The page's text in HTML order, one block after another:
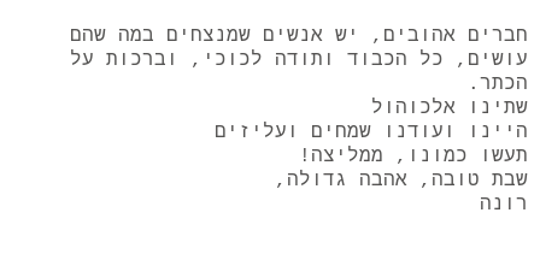
חברים אהובים, יש אנשים שמנצחים במה שהם
עושים, כל הכבוד ותודה לכוכי, וברכות על
הכתר.
שתינו אלכוהול
היינו ועודנו שמחים ועליזים
תעשו כמונו, ממליצה!
שבת טובה, אהבה גדולה,
רונה